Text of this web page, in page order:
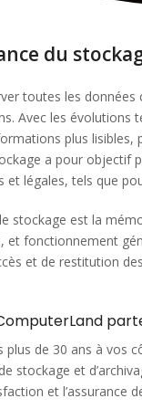
du
toutes les données
Avec les évolutions
plus lisibles,
a pour objectif
et légales, tels que
stockage est la
et fonctionnement
et de restitution
plus de 30 ans à vos
stockage et
et l’assurance